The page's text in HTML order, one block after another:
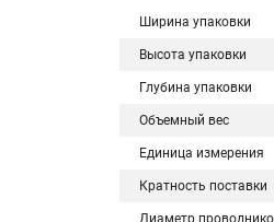
Ширина упаковки
Высота упаковки
Глубина упаковки
Объемный вес
Единица измерения
Кратность поставки
Диаметр